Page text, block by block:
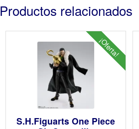
Productos relacionados
¡Oferta!
S.H.Figuarts One Piece